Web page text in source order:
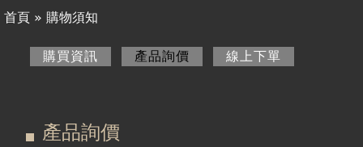
購物須知
購買資訊
您
首頁 » 購物須知
購買資訊 產品詢價 (作用中頁籤)
線上下單
產品詢價